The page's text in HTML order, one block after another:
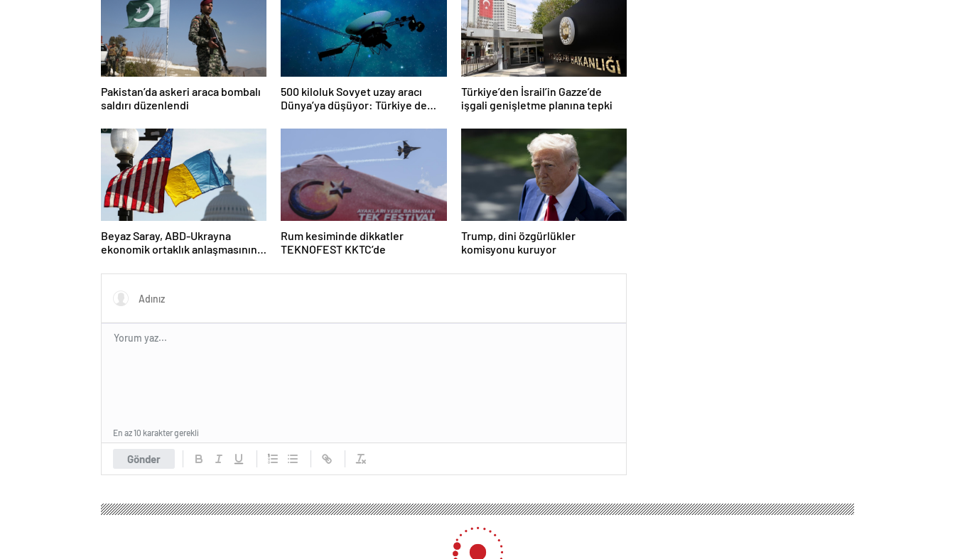
Pakistan’da askeri araca bombalı
saldırı düzenlendi
500 kiloluk Sovyet uzay aracı
Dünya’ya düşüyor: Türkiye de
Türkiye’den İsrail’in Gazze’de
işgali genişletme planına tepki
Beyaz Saray, ABD-Ukrayna
ekonomik ortaklık anlaşmasının
Rum kesiminde dikkatler
TEKNOFEST KKTC’de
Trump, dini özgürlükler
komisyonu kuruyor
Gönder
En az 10 karakter gerekli
Erdoğan: Artık sözler eyleme dökülmeli, Gazze’de garantörlüğe hazırız